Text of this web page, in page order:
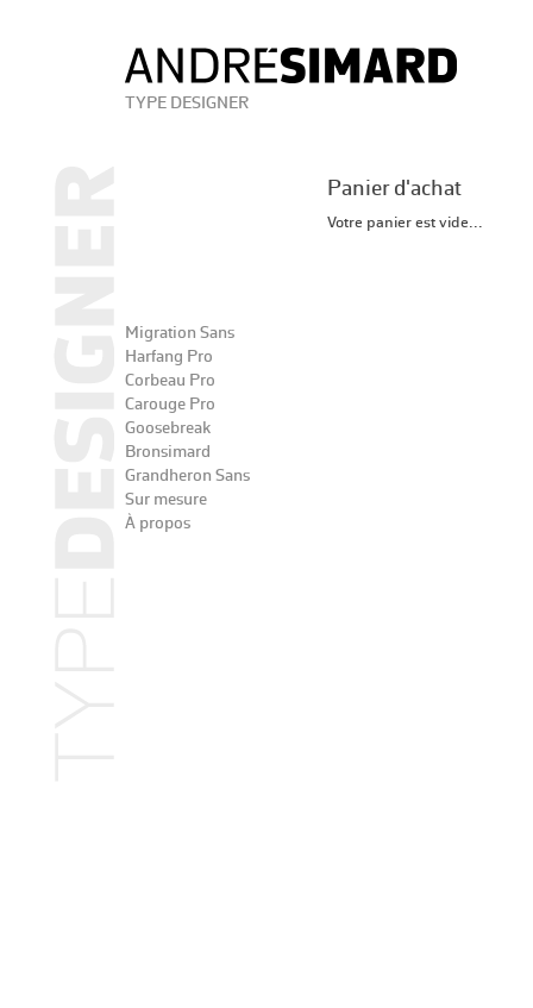
TYPE DESIGNER
Migration Sans
Harfang Pro
Corbeau Pro
Carouge Pro
Goosebreak
Bronsimard
Grandheron Sans
Sur mesure
À propos
Panier d'achat
Votre panier est vide...